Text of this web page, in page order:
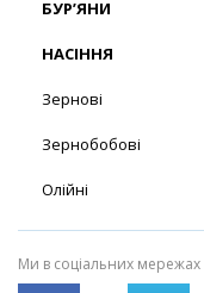
БУР’ЯНИ
НАСІННЯ
Зернові
Зернобобові
Олійні
Ми в соціальних мережах